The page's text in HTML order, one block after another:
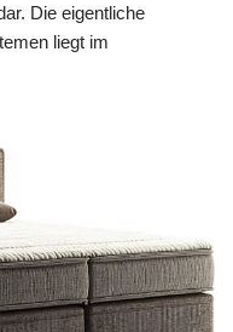
Die eigentliche
liegt im